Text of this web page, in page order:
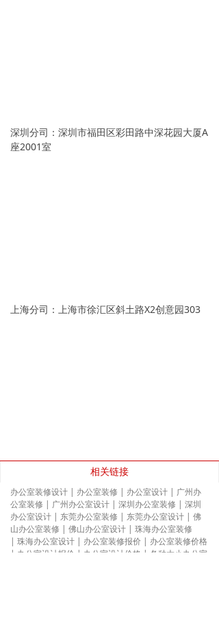
深圳分司：深圳市福田区彩田路中深花园大厦A
座2001室
上海分司：上海市徐汇区斜土路X2创意园303
相关链接
办公室装修设计 | 办公室装修 | 办公室设计 | 广州办
公室装修 | 广州办公室设计 | 深圳办公室装修 | 深圳
办公室设计 | 东莞办公室装修 | 东莞办公室设计 | 佛
山办公室装修 | 佛山办公室设计 | 珠海办公室装修
| 珠海办公室设计 | 办公室装修报价 | 办公室装修价格
| 办公室设计报价 | 办公室设计价格 | 各种大小办公室